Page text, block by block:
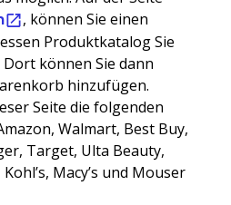
, können Sie einen
Produktkatalog Sie
können Sie dann
hinzufügen.
Seite die folgenden
Walmart, Best Buy,
Target, Ulta Beauty,
Macy’s und Mouser